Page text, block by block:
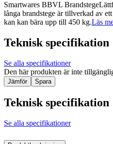
Smartwares BBVL
långa brandstege är tillverkad av
kan kan bära upp till 450 kg.Läs
Teknisk specifikation
Se alla specifikationer
Den här produkten är inte
Jämför Spara
Teknisk specifikation
Se alla specifikationer